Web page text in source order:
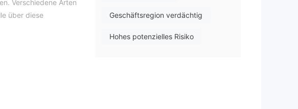
Verschiedene Arten
über diese
Geschäftsregion verdächtig
Hohes potenzielles Risiko